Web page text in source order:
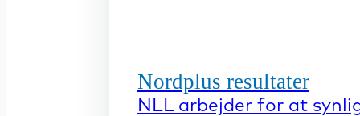
Nordplus resultater
NLL arbejder for at